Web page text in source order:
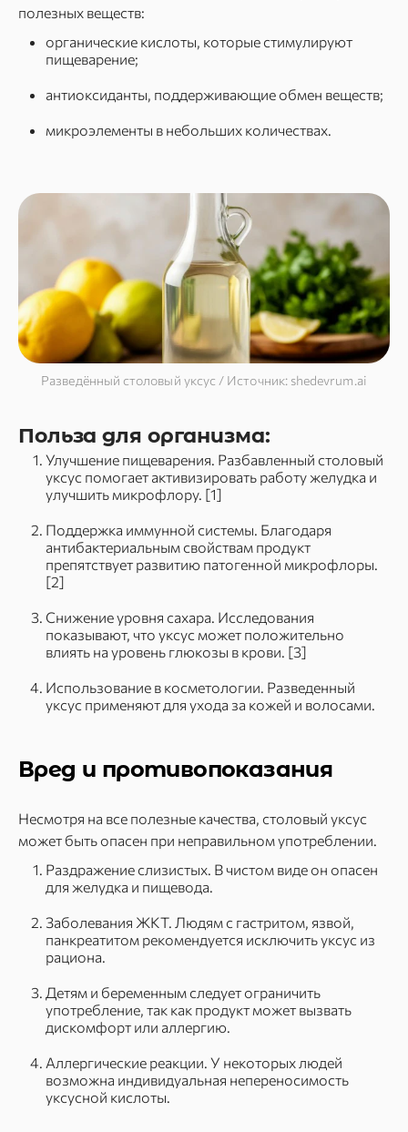
полезных веществ:
органические кислоты, которые стимулируют
пищеварение;
антиоксиданты, поддерживающие обмен веществ;
микроэлементы в небольших количествах.
Разведённый столовый уксус / Источник: shedevrum.ai
Польза для организма:
Улучшение пищеварения. Разбавленный столовый
уксус помогает активизировать работу желудка и
улучшить микрофлору. [1]
Поддержка иммунной системы. Благодаря
антибактериальным свойствам продукт
препятствует развитию патогенной микрофлоры.
[2]
Снижение уровня сахара. Исследования
показывают, что уксус может положительно
влиять на уровень глюкозы в крови. [3]
Использование в косметологии. Разведенный
уксус применяют для ухода за кожей и волосами.
Вред и противопоказания
Несмотря на все полезные качества, столовый уксус
может быть опасен при неправильном употреблении.
Раздражение слизистых. В чистом виде он опасен
для желудка и пищевода.
Заболевания ЖКТ. Людям с гастритом, язвой,
панкреатитом рекомендуется исключить уксус из
рациона.
Детям и беременным следует ограничить
употребление, так как продукт может вызвать
дискомфорт или аллергию.
Аллергические реакции. У некоторых людей
возможна индивидуальная непереносимость
уксусной кислоты.